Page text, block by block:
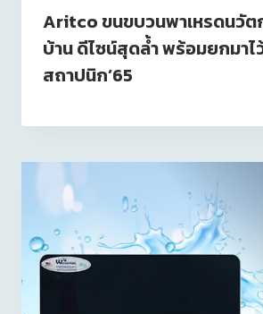
Aritco ขนขบวนพาเหรดนวั
บ้าน ดีไซน์สุดล้ำ พร้อมยกมาไ
สถาปนิก’65